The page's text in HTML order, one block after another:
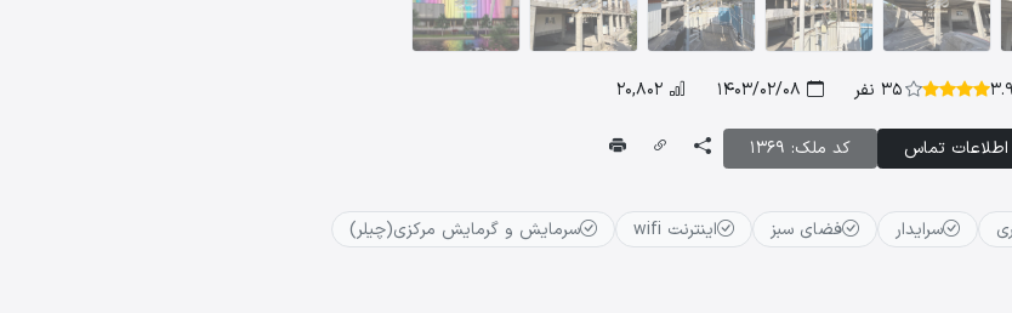
3.9 35 نفر
اطلاعات تماس کد ملک: 1369
سرایدار فضای سبز اینترنت wifi
سرمایش و گرمایش مرکزی(چیلر)